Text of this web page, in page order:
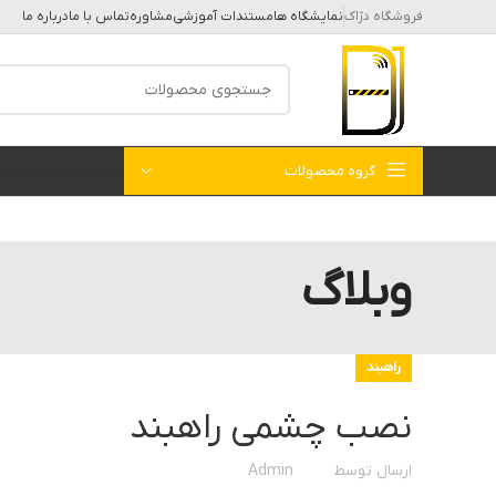
فروشگاه دژاکنمایشگاه هامستندات آموزشیمشاورهتماس با مادرباره ما
گروه محصولات
وبلاگ
راهبند
نصب چشمی راهبند
ارسال توسط Admin